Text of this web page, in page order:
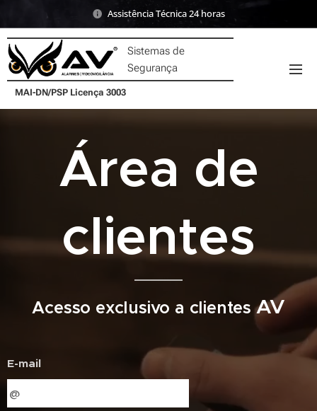
Assistência Técnica 24 horas
Sistemas de
Segurança
MAI-DN/PSP Licença 3003
Área de
clientes
Acesso exclusivo a clientesAV
E-mail